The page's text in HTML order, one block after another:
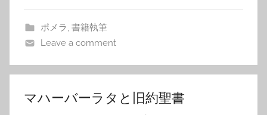
ポメラ 書籍執筆
Leave a comment
マハーバーラタと旧約聖書